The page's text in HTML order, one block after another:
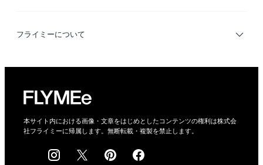
利用規約
フライミーについて
会社概要
採用情報
本サイト内における画像・文章をはじめとしたコンテンツの権利は株式会
社フライミーに帰属します。無断転載・複製を禁止します。